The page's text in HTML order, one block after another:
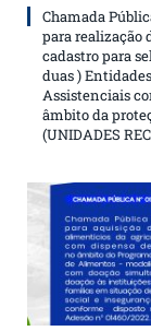
Chamada
para realização
cadastro para
duas )
Assistenciais
âmbito da
(UNIDADES